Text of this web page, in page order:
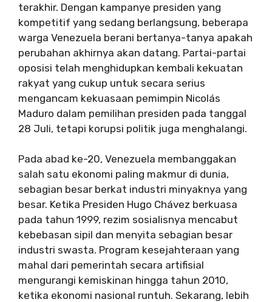
terakhir. Dengan kampanye presiden yang
kompetitif yang sedang berlangsung, beberapa
warga Venezuela berani bertanya-tanya apakah
perubahan akhirnya akan datang. Partai-partai
oposisi telah menghidupkan kembali kekuatan
rakyat yang cukup untuk secara serius
mengancam kekuasaan pemimpin Nicolás
Maduro dalam pemilihan presiden pada tanggal
28 Juli, tetapi korupsi politik juga menghalangi.
Pada abad ke-20, Venezuela membanggakan
salah satu ekonomi paling makmur di dunia,
sebagian besar berkat industri minyaknya yang
besar. Ketika Presiden Hugo Chávez berkuasa
pada tahun 1999, rezim sosialisnya mencabut
kebebasan sipil dan menyita sebagian besar
industri swasta. Program kesejahteraan yang
mahal dari pemerintah secara artifisial
mengurangi kemiskinan hingga tahun 2010,
ketika ekonomi nasional runtuh. Sekarang, lebih